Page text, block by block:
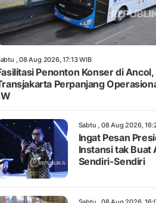
, 08 Aug 2026, 17:13 WIB
Penonton Konser di Ancol,
Perpanjang
Sabtu , 08 Aug 2026,
Ingat Pesan
Instansi tak Buat
Sendiri-Sendiri